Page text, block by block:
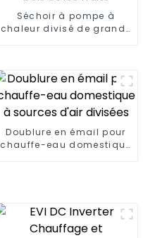
Séchoir à pompe à
chaleur divisé de grande
Doublure en émail pour
chauffe-eau domestique